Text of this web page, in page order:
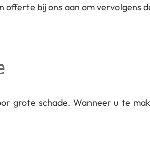
offerte bij ons aan om vervolgens
grote schade. Wanneer u te